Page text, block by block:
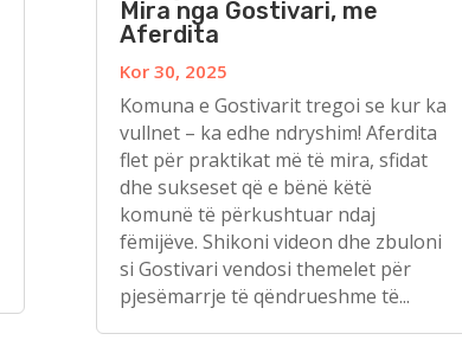
Mira nga Gostivari, me
Aferdita
Kor 30, 2025
Komuna e Gostivarit tregoi se kur ka
vullnet – ka edhe ndryshim! Aferdita
flet për praktikat më të mira, sfidat
dhe sukseset që e bënë këtë
komunë të përkushtuar ndaj
fëmijëve. Shikoni videon dhe zbuloni
si Gostivari vendosi themelet për
pjesëmarrje të qëndrueshme të...